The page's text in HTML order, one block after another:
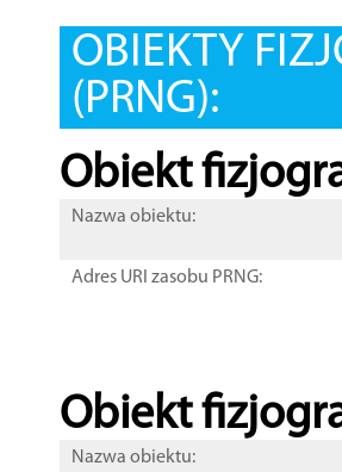
OBIEKTY
(PRNG):
Obiekt
Nazwa obiektu:
Adres URI zasobu PRNG:
Obiekt
Nazwa obiektu: